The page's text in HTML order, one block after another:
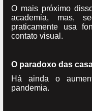
O mais próximo
academia, mas,
praticamente usa
contato visual.
O paradoxo das
Há ainda o
pandemia.